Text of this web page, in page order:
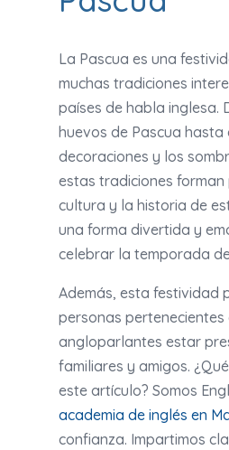
La Pascua es una
muchas tradiciones
países de habla inglesa.
huevos de Pascua hasta
decoraciones y los
estas tradiciones
cultura y la historia de
una forma divertida y
celebrar la temporada
Además, esta festividad
personas
angloparlantes estar
familiares y amigos.
este artículo? Somos
academia de inglés en
confianza. Impartimos